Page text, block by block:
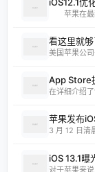
iOS12.1优
苹果在最
看这里就
美国苹果公
App Store
在详细介绍
苹果发布
3 月 12 日清
iOS 13.1曝
对于苹果来